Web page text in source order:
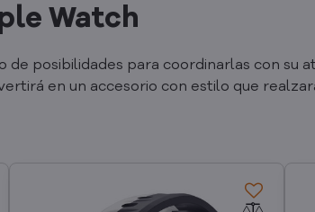
Watch
de posibilidades para coordinarlas con
en un accesorio con estilo que